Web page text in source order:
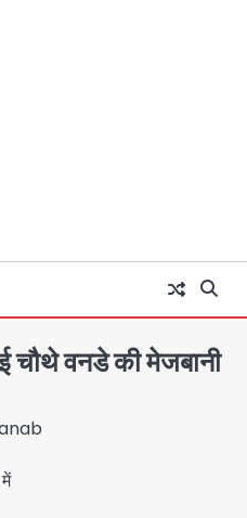
चौथे वनडे की मेजबानी